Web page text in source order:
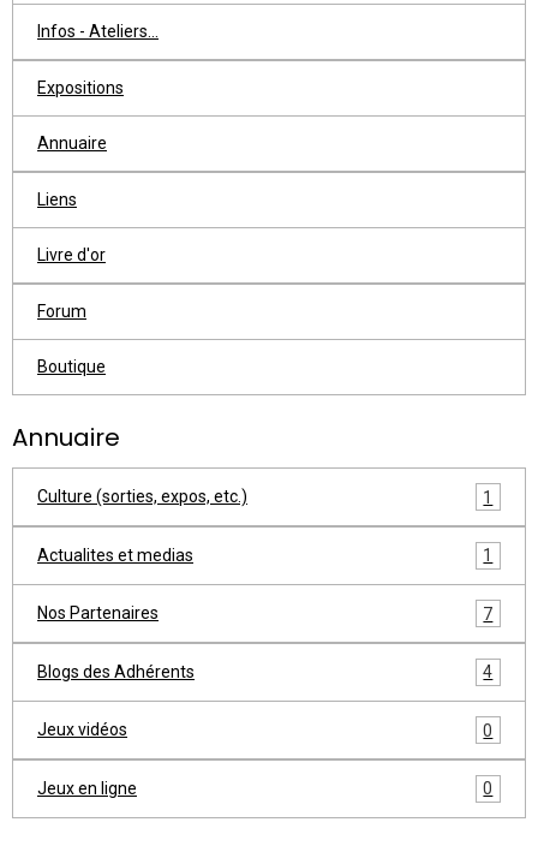
Infos - Ateliers...
Expositions
Annuaire
Liens
Livre d'or
Forum
Boutique
Annuaire
Culture (sorties, expos, etc.) 1
Actualites et medias 1
Nos Partenaires 7
Blogs des Adhérents 4
Jeux vidéos 0
Jeux en ligne 0